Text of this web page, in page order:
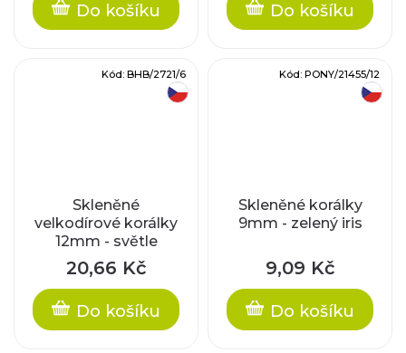
Do košíku Do košíku
Skleněné
velkodírové korálky
12mm - světle
modré/stříbrný
průtah
20,66 Kč
Do košíku
Kód: BHB/2721/6
Skleněné korálky
9mm - zelený iris
9,09 Kč
Do košíku
Kód: PONY/21455/12